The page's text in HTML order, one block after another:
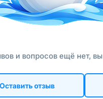
и вопросов ещё нет,
Оставить отзыв